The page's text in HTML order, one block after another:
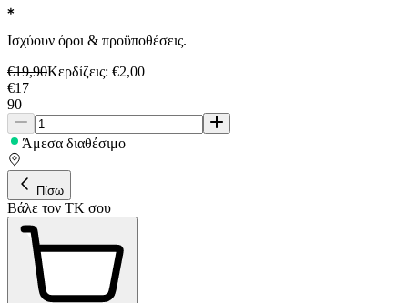
Ισχύουν όροι & προϋποθέσεις.
€19,90Κερδίζεις: €2,00
€17
90
Άμεσα διαθέσιμο
Πίσω
Βάλε τον ΤΚ σου